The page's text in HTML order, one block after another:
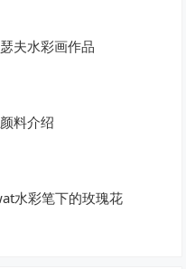
夫水彩画作品
料介绍
水彩笔下的玫瑰花